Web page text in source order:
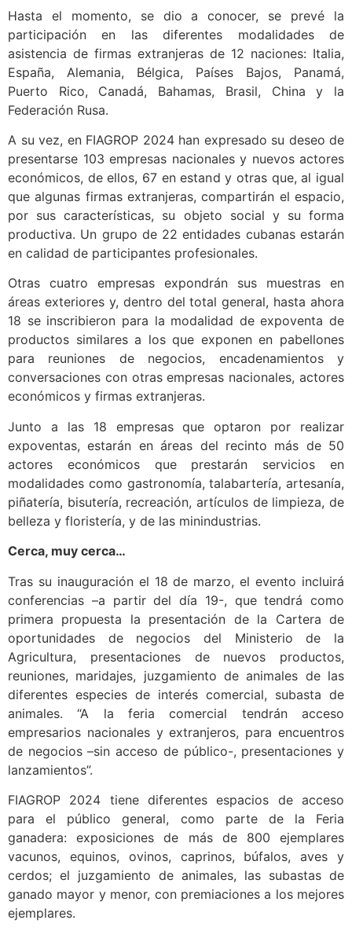
Hasta el momento, se dio a conocer, se prevé la
participación en las diferentes modalidades de
asistencia de firmas extranjeras de 12 naciones: Italia,
España, Alemania, Bélgica, Países Bajos, Panamá,
Puerto Rico, Canadá, Bahamas, Brasil, China y la
Federación Rusa.
A su vez, en FIAGROP 2024 han expresado su deseo de
presentarse 103 empresas nacionales y nuevos actores
económicos, de ellos, 67 en estand y otras que, al igual
que algunas firmas extranjeras, compartirán el espacio,
por sus características, su objeto social y su forma
productiva. Un grupo de 22 entidades cubanas estarán
en calidad de participantes profesionales.
Otras cuatro empresas expondrán sus muestras en
áreas exteriores y, dentro del total general, hasta ahora
18 se inscribieron para la modalidad de expoventa de
productos similares a los que exponen en pabellones
para reuniones de negocios, encadenamientos y
conversaciones con otras empresas nacionales, actores
económicos y firmas extranjeras.
Junto a las 18 empresas que optaron por realizar
expoventas, estarán en áreas del recinto más de 50
actores económicos que prestarán servicios en
modalidades como gastronomía, talabartería, artesanía,
piñatería, bisutería, recreación, artículos de limpieza, de
belleza y floristería, y de las minindustrias.
Cerca, muy cerca…
Tras su inauguración el 18 de marzo, el evento incluirá
conferencias –a partir del día 19-, que tendrá como
primera propuesta la presentación de la Cartera de
oportunidades de negocios del Ministerio de la
Agricultura, presentaciones de nuevos productos,
reuniones, maridajes, juzgamiento de animales de las
diferentes especies de interés comercial, subasta de
animales. “A la feria comercial tendrán acceso
empresarios nacionales y extranjeros, para encuentros
de negocios –sin acceso de público-, presentaciones y
lanzamientos”.
FIAGROP 2024 tiene diferentes espacios de acceso
para el público general, como parte de la Feria
ganadera: exposiciones de más de 800 ejemplares
vacunos, equinos, ovinos, caprinos, búfalos, aves y
cerdos; el juzgamiento de animales, las subastas de
ganado mayor y menor, con premiaciones a los mejores
ejemplares.